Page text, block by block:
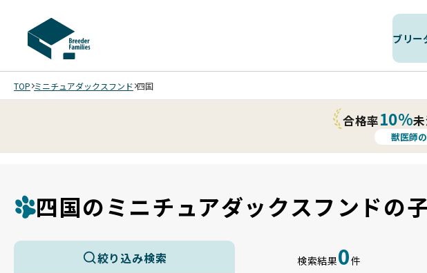
ブリー
TOP ミニチュアダックスフンド 四国
合格率10%
獣医師
四国のミニチュアダックスフンドの
絞り込み検索 検索結果0件